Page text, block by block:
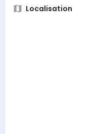
Localisation